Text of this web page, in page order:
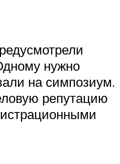
нужно
на симпозиум.
репутацию